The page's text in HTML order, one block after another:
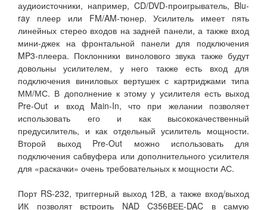
аудиоисточники, например, CD/DVD-проигрыватель, Blu-
ray плеер или FM/AM-тюнер. Усилитель имеет пять
линейных стерео входов на задней панели, а также вход
мини-джек на фронтальной панели для подключения
MP3-плеера. Поклонники винолового звука также будут
довольны усилителем, у него также есть вход для
подключения виниловых вертушек с картриджами типа
ММ/МС. В дополнение к этому у усилителя есть выход
Pre-Out и вход Main-In, что при желании позволяет
использовать его и как высококачественный
предусилитель, и как отдельный усилитель мощности.
Второй выход Pre-Out можно использовать для
подключения сабвуфера или дополнительного усилителя
для «раскачки» очень требовательных к мощности АС.
Порт RS-232, триггерный выход 12В, а также вход/выход
ИК позволят встроить NAD C356ВЕЕ-DAC в самую